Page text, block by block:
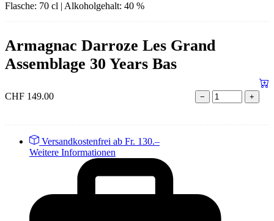
Flasche: 70 cl | Alkoholgehalt: 40 %
Armagnac Darroze Les Grand
Assemblage 30 Years Bas
CHF 149.00 − +
Versandkostenfrei ab Fr. 130.–
Weitere Informationen